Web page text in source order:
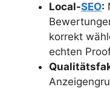
Local-SEO:
korrekt
echten